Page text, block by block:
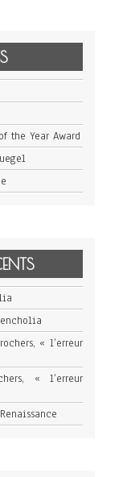
the Year Award
« l’erreur
« l’erreur